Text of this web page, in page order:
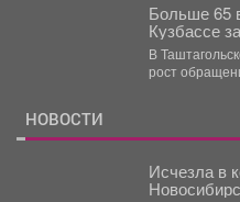
Больше 65
Кузбассе
медведей
В
рост
НОВОСТИ
Исчезла в